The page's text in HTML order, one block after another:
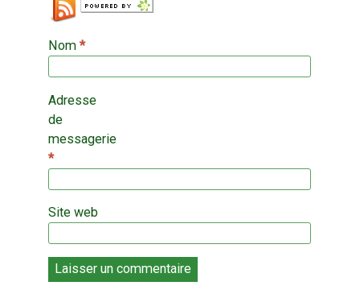
Nom *
Adresse
de
messagerie
*
Site web